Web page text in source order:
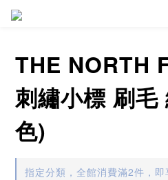
THE NORTH
刺繡小標 刷毛
色)
指定分類，全館消費滿2件，